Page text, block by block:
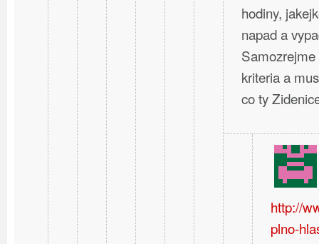
hodiny,
napad a
kriteria a
co ty
http://
plno-